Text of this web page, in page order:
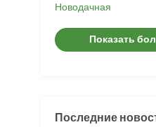
Новодачная
Показать
Последние